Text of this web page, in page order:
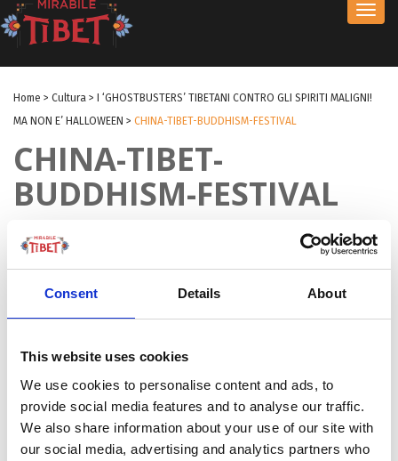
Consent Details About
This website uses cookies
We use cookies to personalise content and ads, to
provide social media features and to analyse our traffic.
We also share information about your use of our site with
our social media, advertising and analytics partners who
Home > Cultura >
I ‘GHOSTBUSTERS’ TIBETANI CONTRO GLI SPIRITI MALIGNI!
MA NON E’ HALLOWEEN > CHINA-TIBET-BUDDHISM-FESTIVAL
CHINA-TIBET-
BUDDHISM-FESTIVAL